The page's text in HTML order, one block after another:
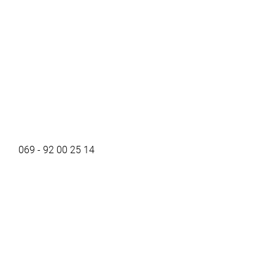
069 - 92 00 25 14